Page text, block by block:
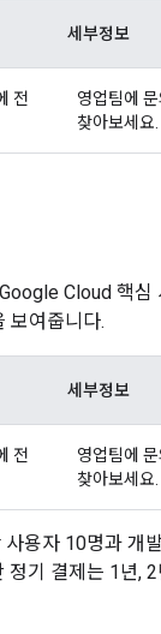
세부정보
전
영업팀에
찾아보세요.
Cloud 핵심
보여줍니다.
세부정보
전
영업팀에
찾아보세요.
사용자 10명과 개
정기 결제는 1년,